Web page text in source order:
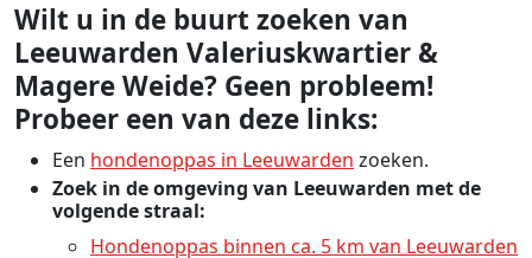
Wilt u in de buurt zoeken van
Leeuwarden Valeriuskwartier &
Magere Weide? Geen probleem!
Probeer een van deze links:
Een hondenoppas in Leeuwarden zoeken.
Zoek in de omgeving van Leeuwarden met de
volgende straal:
Hondenoppas binnen ca. 5 km van Leeuwarden